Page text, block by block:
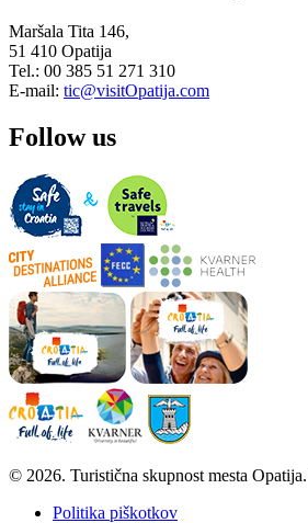
Maršala Tita 146,
51 410 Opatija
Tel.: 00 385 51 271 310
E-mail: tic@visitOpatija.com
Follow us
© 2026. Turistična skupnost mesta
Politika piškotkov